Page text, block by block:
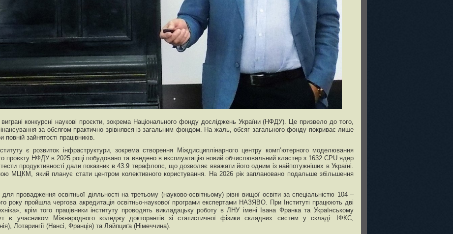
конкурсні наукові проєкти, зокрема Національного фонду досліджень України (НФДУ). Це призвело до того,
за обсягом практично зрівнявся із загальним фондом. На жаль, обсяг загального фонду покриває лише
зайнятості працівників.
є розвиток інфраструктури, зокрема створення Міждисциплінарного центру комп’ютерного моделювання
НФДУ в 2025 році побудовано та введено в експлуатацію новий обчислювальний кластер з 1632 CPU ядер
продуктивності дали показник в 43.9 терафлопс, що дозволяє вважати його одним із найпотужніших в Україні.
МЦКМ, який планує стати центром колективного користування. На 2026 рік заплановано подальше збільшення
провадження освітньої діяльності на третьому (науково-освітньому) рівні вищої освіти за спеціальністю 104 –
року пройшла чергова акредитація освітньо-наукової програми експертами НАЗЯВО. При Інституті працюють дві
крім того працівники інституту проводять викладацьку роботу в ЛНУ імені Івана Франка та Українському
є учасником Міжнародного коледжу докторантів зі статистичної фізики складних систем у складі: ІФКС,
Лотарингії (Нансі, Франція) та Ляйпциґа (Німеччина).